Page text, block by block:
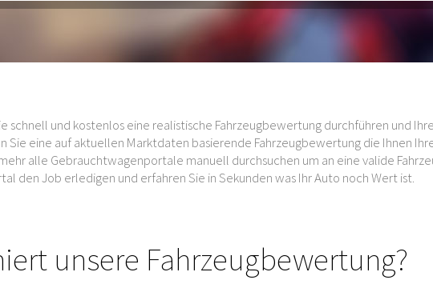
schnell und kostenlos eine realistische Fahrzeugbewertung durchführen und
Sie eine auf aktuellen Marktdaten basierende Fahrzeugbewertung die Ihnen
alle Gebrauchtwagenportale manuell durchsuchen um an eine valide
den Job erledigen und erfahren Sie in Sekunden was Ihr Auto noch Wert ist.
unsere Fahrzeugbewertung?